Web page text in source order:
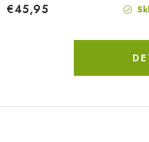
€45,95